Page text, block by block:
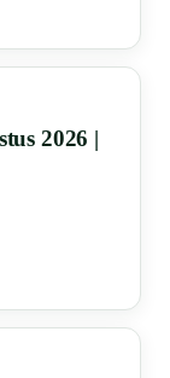
2026 |